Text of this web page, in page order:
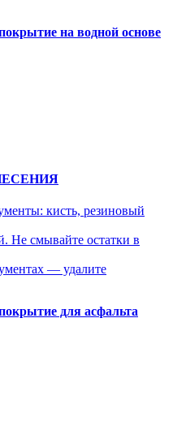
на водной основе
кисть, резиновый
Не смывайте остатки в
— удалите
для асфальта